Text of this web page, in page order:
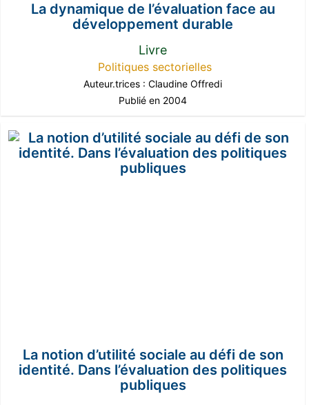
La dynamique de l’évaluation face au
développement durable
Livre
Politiques sectorielles
Auteur.trices : Claudine Offredi
Publié en 2004
La notion d’utilité sociale au défi de son
identité. Dans l’évaluation des politiques
publiques